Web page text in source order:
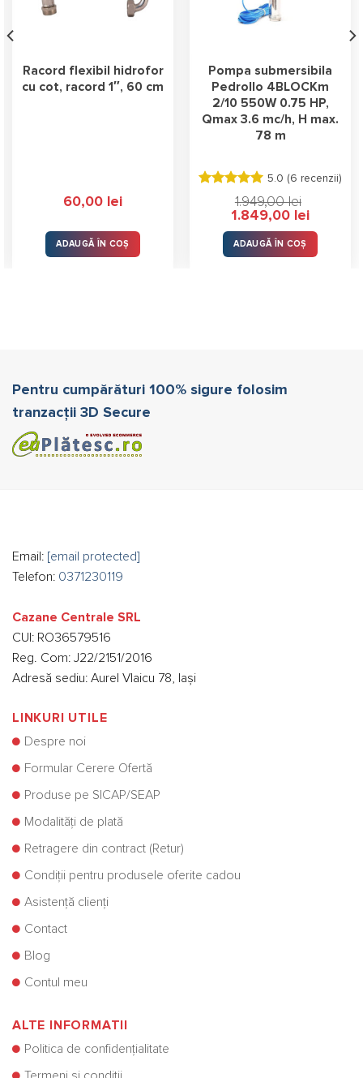
Racord flexibil hidrofor
cu cot, racord 1″, 60 cm
60,00 lei
ADAUGĂ ÎN COȘ
Pompa submersibila
Pedrollo 4BLOCKm
2/10 550W 0.75 HP,
Qmax 3.6 mc/h, H max.
78 m
Evaluat la
stele
5.0 (6 recenzii)
1.949,00lei
Prețul
inițial
a
fost:
1.949,00 lei.
1.849,00 leiPrețul
curent
este:
ADAUGĂ ÎN COȘ
Pentru cumpărături 100% sigure folosim
tranzacții 3D Secure
Email: [email protected]
Telefon: 0371230119
Cazane Centrale SRL
CUI: RO36579516
Reg. Com: J22/2151/2016
Adresă sediu: Aurel Vlaicu 78, Iași
LINKURI UTILE
Despre noi
Formular Cerere Ofertă
Produse pe SICAP/SEAP
Modalități de plată
Retragere din contract (Retur)
Condiții pentru produsele oferite cadou
Asistență clienți
Contact
Blog
Contul meu
ALTE INFORMATII
Politica de confidențialitate